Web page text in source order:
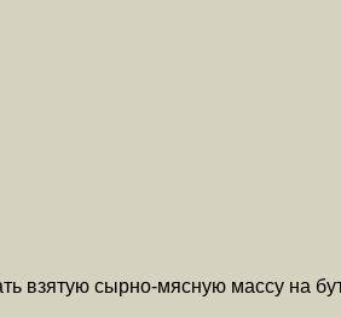
взятую сырно-мясную массу на